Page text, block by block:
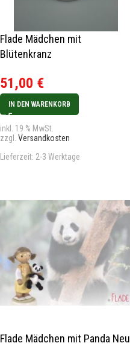
Flade Mädchen mit
Blütenkranz
51,00 €
IN DEN WARENKORB
inkl. 19 % MwSt.
zzgl. Versandkosten
Lieferzeit: 2-3 Werktage
Flade Mädchen mit Panda Neu